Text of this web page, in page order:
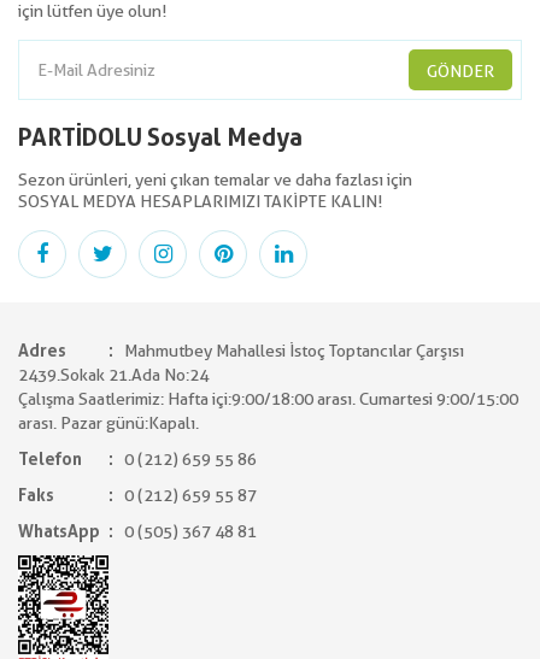
için lütfen üye olun!
GÖNDER
PARTİDOLU Sosyal Medya
Sezon ürünleri, yeni çıkan temalar ve daha fazlası için
SOSYAL MEDYA HESAPLARIMIZI TAKİPTE KALIN!
Adres
Mahmutbey Mahallesi İstoç Toptancılar Çarşısı
2439.Sokak 21.Ada No:24
Çalışma Saatlerimiz: Hafta içi:9:00/18:00 arası. Cumartesi 9:00/15:00
arası. Pazar günü:Kapalı.
Telefon
0 (212) 659 55 86
Faks
0 (212) 659 55 87
WhatsApp
0 (505) 367 48 81